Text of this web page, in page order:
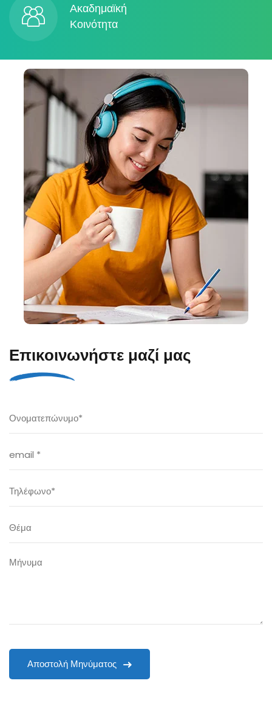
Ακαδημαϊκή
Κοινότητα
Επικοινωνήστε μαζί μας